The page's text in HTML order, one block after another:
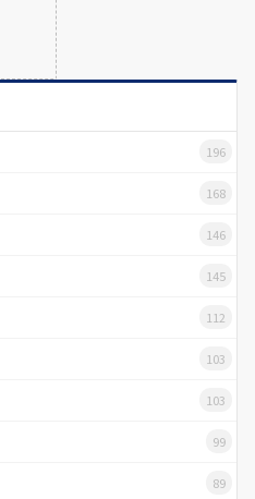
196
168
146
145
112
103
103
99
89